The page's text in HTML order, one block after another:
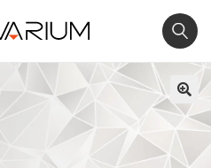
🔍